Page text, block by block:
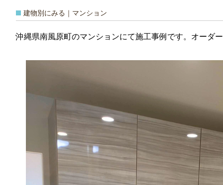
建物別にみる｜マンション
沖縄県南風原町のマンションにて施工事例です。オーダ